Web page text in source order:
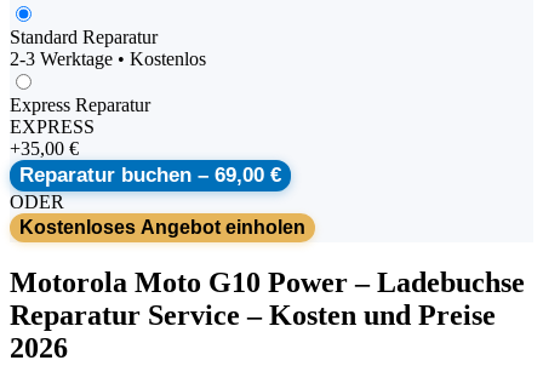
Standard Reparatur
2-3 Werktage • Kostenlos
Express Reparatur
EXPRESS
+35,00 €
Reparatur buchen – 69,00 €
ODER
Kostenloses Angebot einholen
Motorola Moto G10 Power–Ladebuchse
Reparatur Service – Kosten und Preise
2026